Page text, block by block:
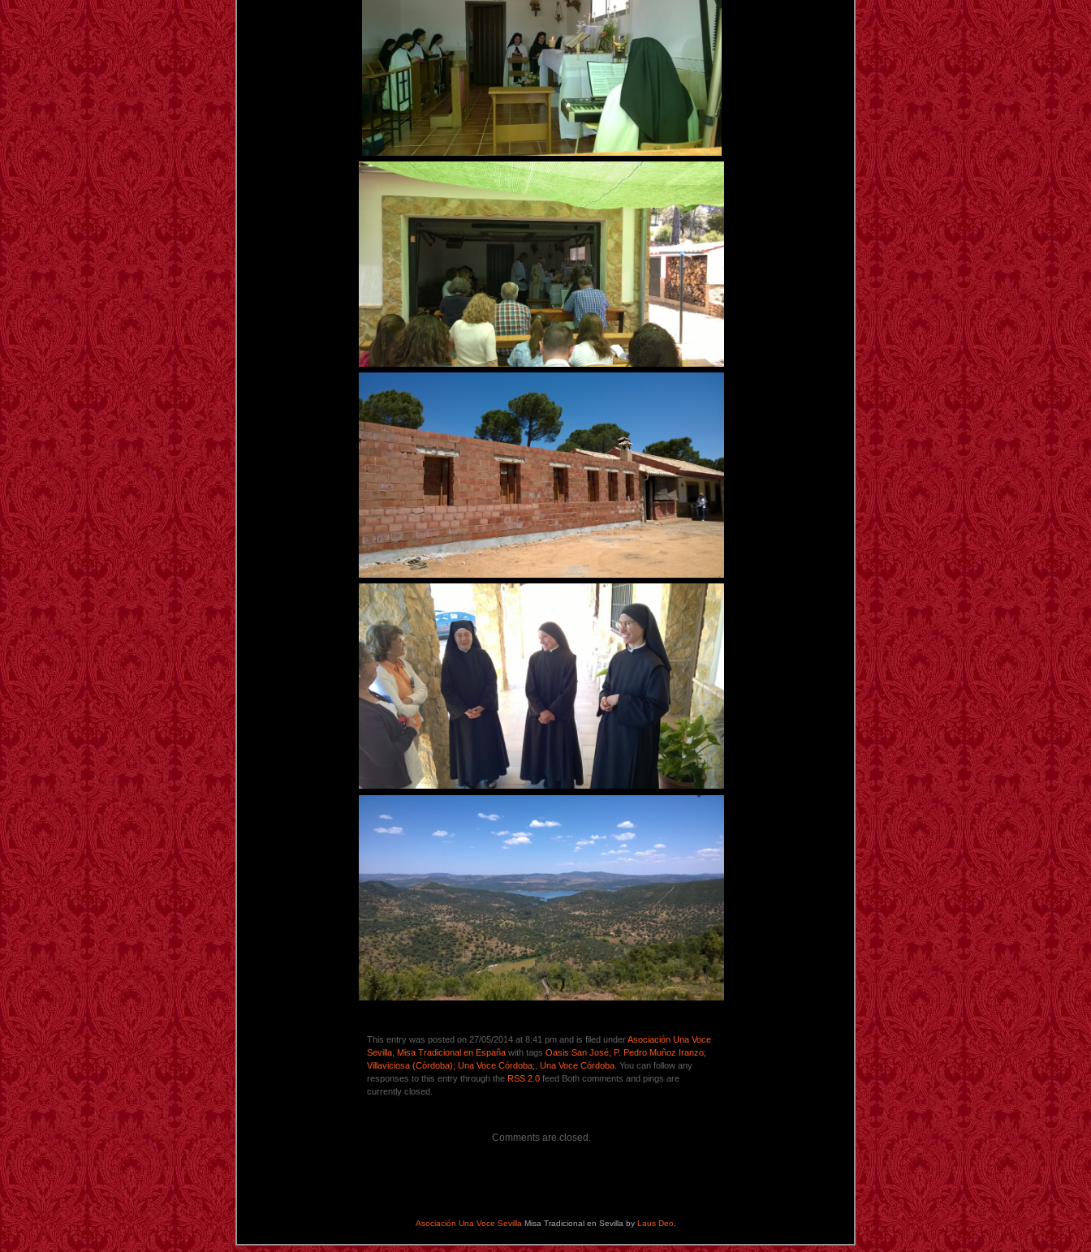
This entry was posted on 27/05/2014 at 8:41 pm and is filed underAsociación Una Voce
Sevilla Misa Tradicional en España with tags Oasis San José; P. Pedro Muñoz Iranzo;
Villaviciosa (Córdoba); Una Voce Córdoba; Una Voce Córdoba . You can follow any
responses to this entry through the RSS 2.0 feed Both comments and pings are
currently closed.
Comments are closed.
Asociación Una Voce Sevilla Misa Tradicional en Sevilla by Laus Deo.